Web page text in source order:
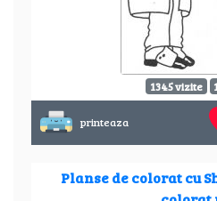
1345 vizite
printeaza
Planse de colorat cu